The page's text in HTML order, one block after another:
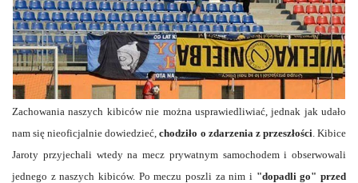
Zachowania naszych kibiców nie można usprawiedliwiać, jednak jak udało
nam się nieoficjalnie dowiedzieć,chodziło o zdarzenia z przeszłości . Kibice
Jaroty przyjechali wtedy na mecz prywatnym samochodem i obserwowali
jednego z naszych kibiców. Po meczu poszli za nim i "dopadli go" przed